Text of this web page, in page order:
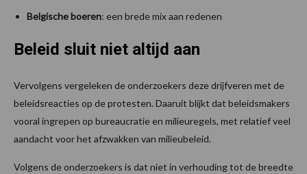
Belgische boeren: een brede mix aan redenen
Beleid sluit niet altijd aan
Vervolgens vergeleken de onderzoekers deze drijfveren met de
beleidsreacties op de protesten. Daaruit blijkt dat beleidsmakers
vooral ingrepen op bureaucratie en milieuregels, met relatief veel
aandacht voor het afzwakken van milieubeleid.
Volgens de onderzoekers is dat niet in verhouding tot de breedte